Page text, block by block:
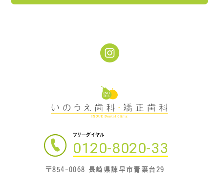
フリーダイヤル
0120-8020-33
〒854-0068 長崎県諫早市青葉台29